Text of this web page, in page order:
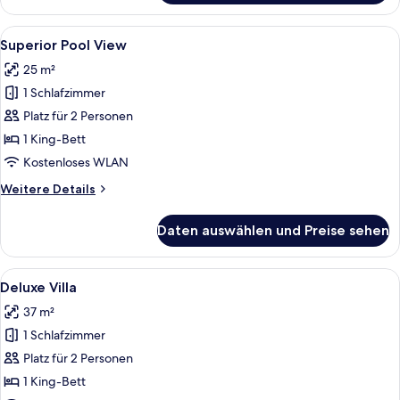
Sea
View
Alle
Fotos
für
Superior
Pool
View
anzeigen
Ein Hotelzimmer mit Bett,
8
Superior Pool View
25 m²
1 Schlafzimmer
Platz für 2 Personen
1 King-Bett
Kostenloses WLAN
Weitere Details
Weitere
Pool
View
Daten auswählen und Preise sehen
Alle
Fotos
für
Deluxe
Villa
anzeigen
Ein Hotelzimmer mit einem großen
11
Deluxe Villa
37 m²
1 Schlafzimmer
Platz für 2 Personen
1 King-Bett